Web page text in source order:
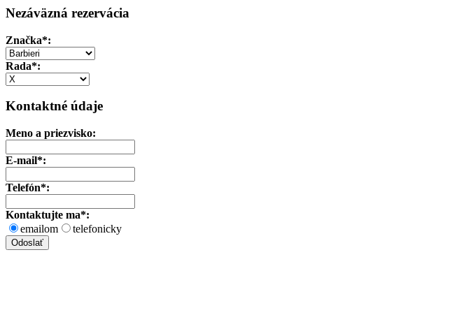
Nezáväzná rezervácia
Značka*:
Rada*:
Kontaktné údaje
Meno a priezvisko:
E-mail*:
Telefón*:
Kontaktujte ma*:
emailom
telefonicky